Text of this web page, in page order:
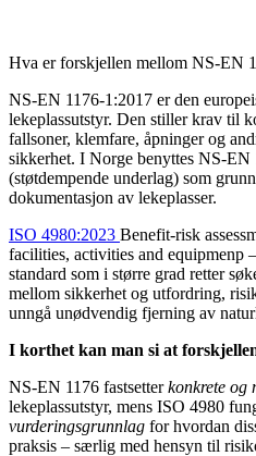
Hva er forskjellen mellom NS-EN
NS-EN 1176-1:2017 er den
lekeplassutstyr. Den stiller krav til
fallsoner, klemfare, åpninger og
sikkerhet. I Norge benyttes NS-
(støtdempende underlag) som
dokumentasjon av lekeplasser.
ISO 4980:2023 Benefit-risk
facilities, activities and equipmenp
standard som i større grad retter
mellom sikkerhet og utfordring,
unngå unødvendig fjerning av
I korthet kan man si at
NS-EN 1176 fastsetterkonkrete og
lekeplassutstyr, mens ISO 4980
vurderingsgrunnlag for hvordan
praksis – særlig med hensyn til